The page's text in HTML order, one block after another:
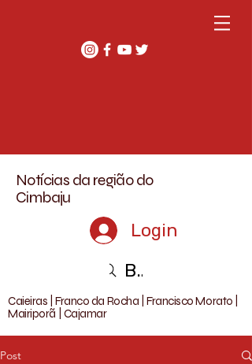
Notícias da região do
Cimbaju
Login
Buscar
Caieiras | Franco da Rocha | Francisco Morato |
Mairiporã | Cajamar
Post